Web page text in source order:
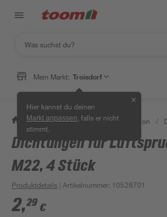
Mein Markt: Troisdorf
Hier kannst du deinen
Markt anpassen , falls er nicht
stimmt.
✕
/ Bad & Sanitär / Sanitärinstallation /
Dichtungen für
M22, 4 Stück
Produktdetails | Artikelnummer: 10528701
2,29 €